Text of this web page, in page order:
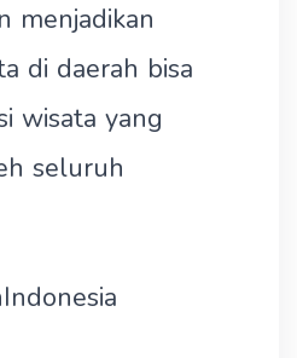
menjadikan
di daerah bisa
wisata yang
seluruh